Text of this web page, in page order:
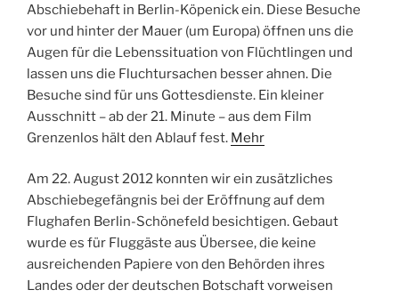
Abschiebehaft in Berlin-Köpenick ein. Diese Besuche
vor und hinter der Mauer (um Europa) öffnen uns die
Augen für die Lebenssituation von Flüchtlingen und
lassen uns die Fluchtursachen besser ahnen. Die
Besuche sind für uns Gottesdienste. Ein kleiner
Ausschnitt – ab der 21. Minute – aus dem Film
Grenzenlos hält den Ablauf fest. Mehr
Am 22. August 2012 konnten wir ein zusätzliches
Abschiebegefängnis bei der Eröffnung auf dem
Flughafen Berlin-Schönefeld besichtigen. Gebaut
wurde es für Fluggäste aus Übersee, die keine
ausreichenden Papiere von den Behörden ihres
Landes oder der deutschen Botschaft vorweisen